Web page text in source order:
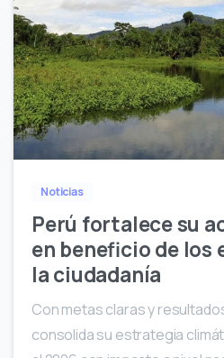
Noticias
Perú fortalece su
en beneficio de los
la ciudadanía
Con metas claras y
consolida su estrategia